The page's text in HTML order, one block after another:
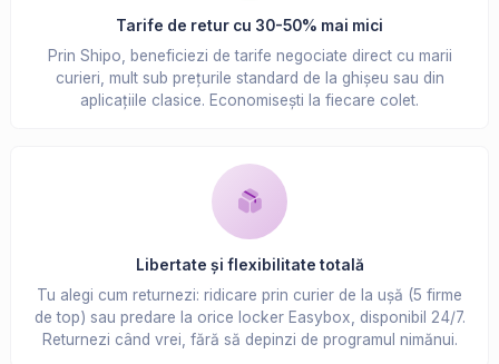
Tarife de retur cu 30-50% mai mici
Prin Shipo, beneficiezi de tarife negociate direct cu marii
curieri, mult sub prețurile standard de la ghișeu sau din
aplicațiile clasice. Economisești la fiecare colet.
Libertate și flexibilitate totală
Tu alegi cum returnezi: ridicare prin curier de la ușă (5 firme
de top) sau predare la orice locker Easybox, disponibil 24/7.
Returnezi când vrei, fără să depinzi de programul nimănui.